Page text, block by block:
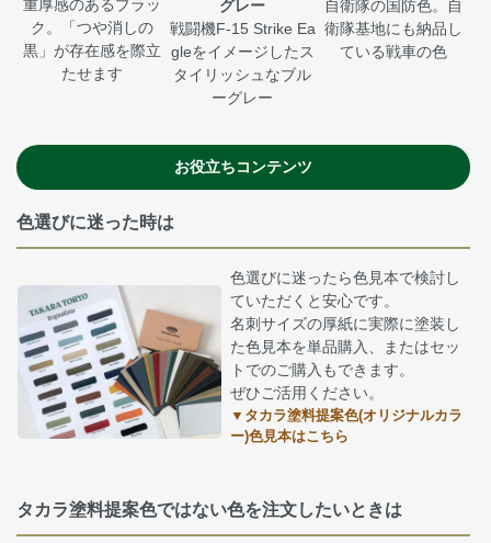
重厚感のあるブラッ
ク。「つや消しの
黒」が存在感を際立
たせます
グレー
戦闘機F-15 Strike Ea
gleをイメージしたス
タイリッシュなブル
ーグレー
自衛隊の国防色。自
衛隊基地にも納品し
ている戦車の色
お役立ちコンテンツ
色選びに迷った時は
色選びに迷ったら色見本で検討し
ていただくと安心です。
名刺サイズの厚紙に実際に塗装し
た色見本を単品購入、またはセッ
トでのご購入もできます。
ぜひご活用ください。
▼タカラ塗料提案色(オリジナルカラ
ー)色見本はこちら
タカラ塗料提案色ではない色を注文したいときは